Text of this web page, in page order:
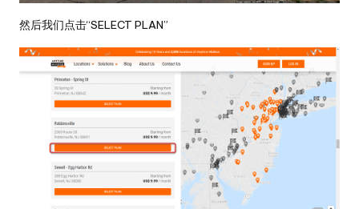
然后我们点击“SELECT PLAN”